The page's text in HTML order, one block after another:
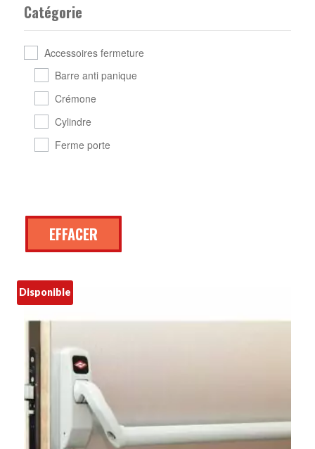
Catégorie
Accessoires fermeture
Barre anti panique
Crémone
Cylindre
Ferme porte
EFFACER
Disponible